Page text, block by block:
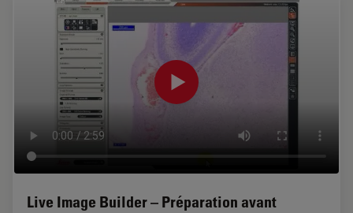
Live Image Builder – Préparation avant